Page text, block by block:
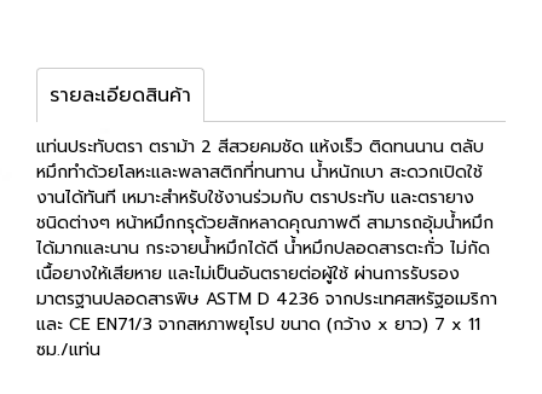
รายละเอียดสินค้า
แท่นประทับตรา ตราม้า 2 สีสวยคมชัด แห้งเร็ว ติดทนนาน ตลับ
หมึกทำด้วยโลหะและพลาสติกที่ทนทาน น้ำหนักเบา สะดวกเปิดใช้
งานได้ทันที เหมาะสำหรับใช้งานร่วมกับ ตราประทับ และตรายาง
ชนิดต่างๆ หน้าหมึกกรุด้วยสักหลาดคุณภาพดี สามารถอุ้มน้ำหมึก
ได้มากและนาน กระจายน้ำหมึกได้ดี น้ำหมึกปลอดสารตะกั่ว ไม่กัด
เนื้อยางให้เสียหาย และไม่เป็นอันตรายต่อผู้ใช้ ผ่านการรับรอง
มาตรฐานปลอดสารพิษ ASTM D 4236 จากประเทศสหรัฐอเมริกา
และ CE EN71/3 จากสหภาพยุโรป ขนาด (กว้าง x ยาว) 7 x 11
ซม./แท่น